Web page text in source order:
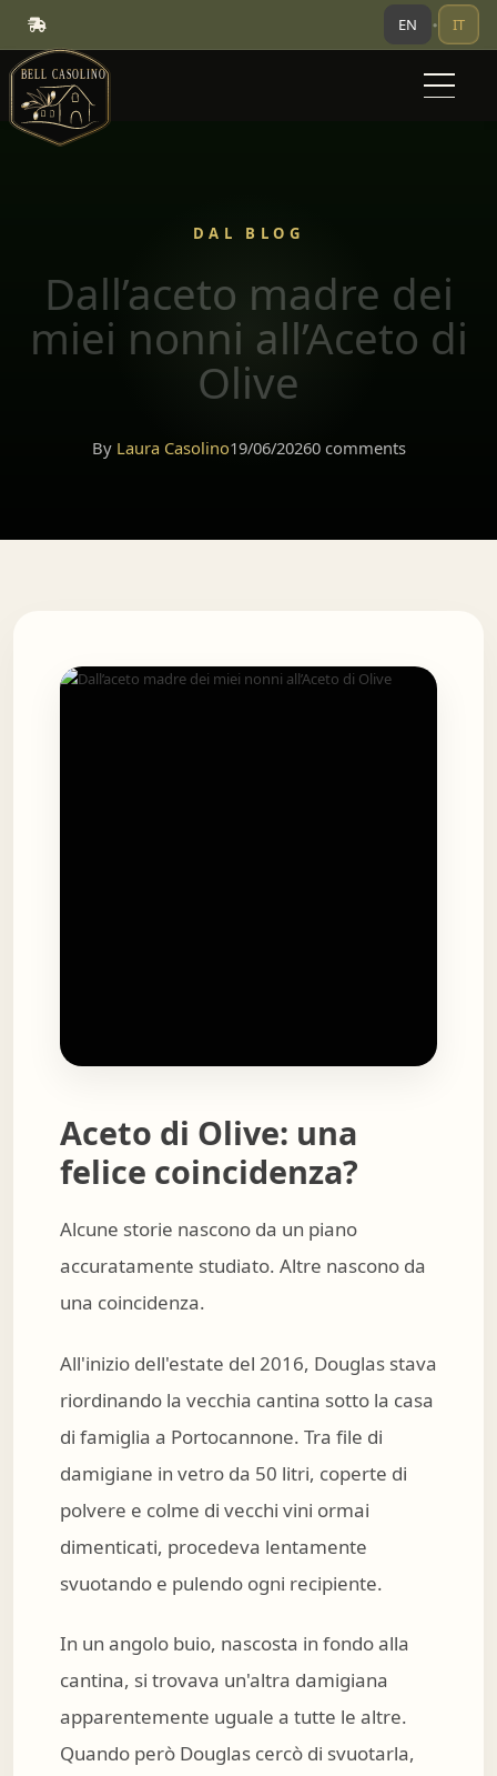
EN • IT
DAL BLOG
Dall’aceto madre dei
miei nonni all’Aceto di
Olive
By Laura Casolino19/06/20260 comments
Aceto di Olive: una
felice coincidenza?
Alcune storie nascono da un piano
accuratamente studiato. Altre nascono da
una coincidenza.
All'inizio dell'estate del 2016, Douglas stava
riordinando la vecchia cantina sotto la casa
di famiglia a Portocannone. Tra file di
damigiane in vetro da 50 litri, coperte di
polvere e colme di vecchi vini ormai
dimenticati, procedeva lentamente
svuotando e pulendo ogni recipiente.
In un angolo buio, nascosta in fondo alla
cantina, si trovava un'altra damigiana
apparentemente uguale a tutte le altre.
Quando però Douglas cercò di svuotarla,